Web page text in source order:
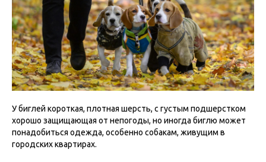
У биглей короткая, плотная шерсть, с густым подшерстком
хорошо защищающая от непогоды, но иногда биглю может
понадобиться одежда, особенно собакам, живущим в
городских квартирах.